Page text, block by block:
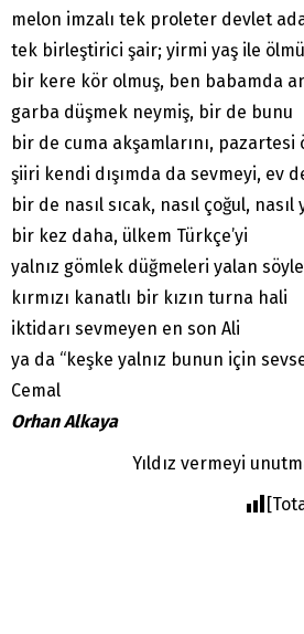
melon imzalı tek proleter devlet
tek birleştirici şair; yirmi yaş ile
bir kere kör olmuş, ben babamda
garba düşmek neymiş, bir de bunu
bir de cuma akşamlarını, pazartesi
şiiri kendi dışımda da sevmeyi, ev
bir de nasıl sıcak, nasıl çoğul, nasıl
bir kez daha, ülkem Türkçe’yi
yalnız gömlek düğmeleri yalan
kırmızı kanatlı bir kızın turna hali
iktidarı sevmeyen en son Ali
ya da “keşke yalnız bunun için
Cemal
Orhan Alkaya
Yıldız vermeyi